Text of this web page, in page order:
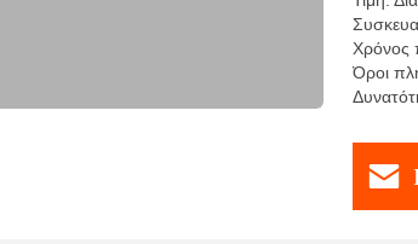
Χρόνος
Όροι